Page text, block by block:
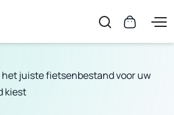
het juiste fietsenbestand voor uw
kiest